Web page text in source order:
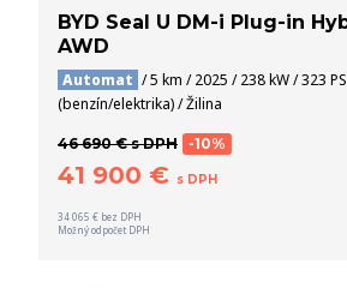
BYD Seal U DM-i Plug-in
AWD
Automat / 5 km / 2025 / 238 kW / 323
(benzín/elektrika) / Žilina
46 690 € s DPH -10%
41 900 € s DPH
34 065 € bez DPH
Možný odpočet DPH